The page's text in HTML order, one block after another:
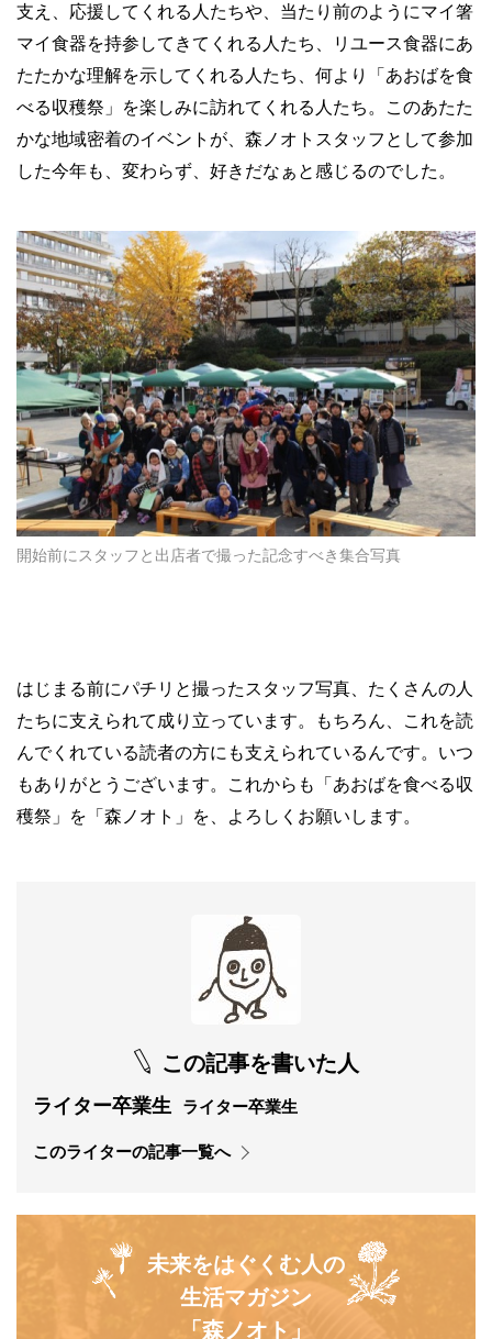
支え、応援してくれる人たちや、当たり前のようにマイ箸
マイ食器を持参してきてくれる人たち、リユース食器にあ
たたかな理解を示してくれる人たち、何より「あおばを食
べる収穫祭」を楽しみに訪れてくれる人たち。このあたた
かな地域密着のイベントが、森ノオトスタッフとして参加
した今年も、変わらず、好きだなぁと感じるのでした。
開始前にスタッフと出店者で撮った記念すべき集合写真
はじまる前にパチリと撮ったスタッフ写真、たくさんの人
たちに支えられて成り立っています。もちろん、これを読
んでくれている読者の方にも支えられているんです。いつ
もありがとうございます。これからも「あおばを食べる収
穫祭」を「森ノオト」を、よろしくお願いします。
この記事を書いた人
ライター卒業生 ライター卒業生
このライターの記事一覧へ
未来をはぐくむ人の
生活マガジン
「森ノオト」